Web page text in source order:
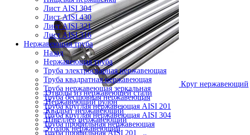
Круг нержавеющий
Отводы из нержавеющей стали
Нержавеющий рулон
Квадрат нержавеющий
Швеллер нержавеющий
Уголок нержавеющий
Лист AISI 304
Лист AISI 430
Лист AISI 321
Лист AISI 316
Нержавеющая труба
Назад
Нержавеющая труба
Труба электросварная нержавеющая
Труба квадратная нержавеющая
Труба нержавеющая зеркальная
Труба бесшовная нержавеющая
Труба круглая нержавеющая AISI 201
Труба круглая нержавеющая AISI 304
Труба профильная нержавеющая
Труба профильная AISI 201